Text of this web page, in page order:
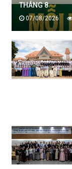
THÁNG 8
07/08/2026